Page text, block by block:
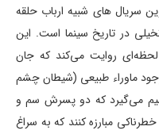
سریال های شبیه ارباب حلقه
در تاریخ سینما است. این
لحظه‌ای روایت می‌کند که جان
ماوراء طبیعی (شیطان چشم
می‌گیرد که دو پسرش سم و
مبارزه کنند که به سراغ